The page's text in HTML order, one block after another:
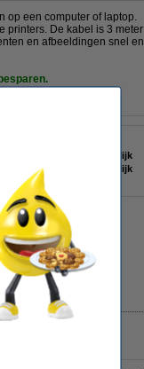
op een computer of laptop.
printers. De kabel is 3 meter
en afbeeldingen snel en
USB-C mannelijk
USB-B mannelijk
Direct leverbaar